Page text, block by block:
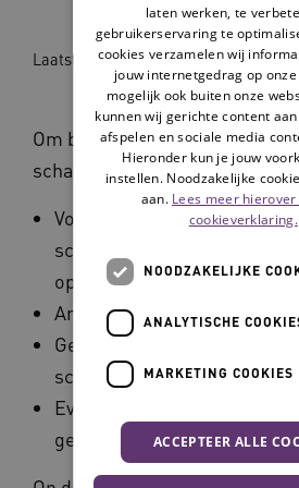
Laatst bijgewerkt op: 16-12-2024
Om bewust na te denken over
schaal volgen we een aantal
Voorbereiding:​ Vraagstuk
schaal formuleren en
ophalen​
Analyse met behulp van de
Gezamenlijk reflecteren en
schaalscenario’s bespreken​
Evaluatie (wanneer er
gemaakt) en continu
laten werken, te
gebruikerservaring te
cookies verzamelen wij
jouw internetgedrag op
mogelijk ook buiten onze
kunnen wij gerichte content
afspelen en sociale media
Hieronder kun je jouw
instellen. Noodzakelijke
aan. Lees meer hierover
cookieverklaring.
NOODZAKELIJKE
ANALYTISCHE
MARKETING COOKIES
ACCEPTEER ALLE